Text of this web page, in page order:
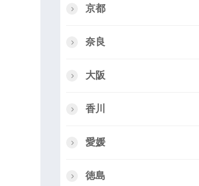
京都
奈良
大阪
香川
愛媛
徳島